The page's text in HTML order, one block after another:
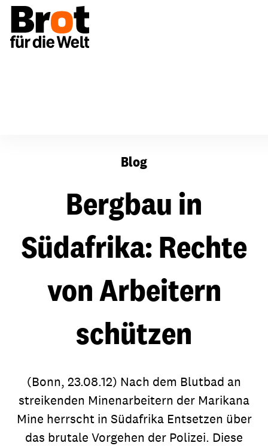
Blog
Bergbau in
Südafrika: Rechte
von Arbeitern
schützen
(Bonn, 23.08.12) Nach dem Blutbad an
streikenden Minenarbeitern der Marikana
Mine herrscht in Südafrika Entsetzen über
das brutale Vorgehen der Polizei. Diese